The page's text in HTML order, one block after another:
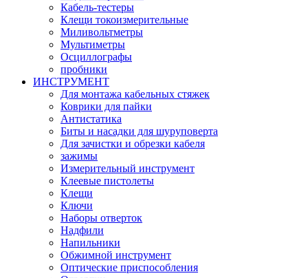
Кабель-тестеры
Клещи токоизмерительные
Миливольтметры
Мультиметры
Осциллографы
пробники
ИНСТРУМЕНТ
Для монтажа кабельных стяжек
Коврики для пайки
Антистатика
Биты и насадки для шуруповерта
Для зачистки и обрезки кабеля
зажимы
Измерительный инструмент
Клеевые пистолеты
Клещи
Ключи
Наборы отверток
Надфили
Напильники
Обжимной инструмент
Оптические приспособления